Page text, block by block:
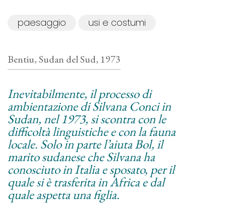
paesaggio usi e costumi
Bentiu, Sudan del Sud, 1973
Inevitabilmente, il processo di
ambientazione di Silvana Conci in
Sudan, nel 1973, si scontra con le
difficoltà linguistiche e con la fauna
locale. Solo in parte l’aiuta Bol, il
marito sudanese che Silvana ha
conosciuto in Italia e sposato, per il
quale si è trasferita in Africa e dal
quale aspetta una figlia.